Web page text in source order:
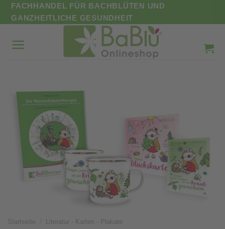
Zum
Inhalt
FACHHANDEL FÜR BACHBLÜTEN UND
GANZHEITLICHE GESUNDHEIT
Startseite Literatur - Karten - Plakate